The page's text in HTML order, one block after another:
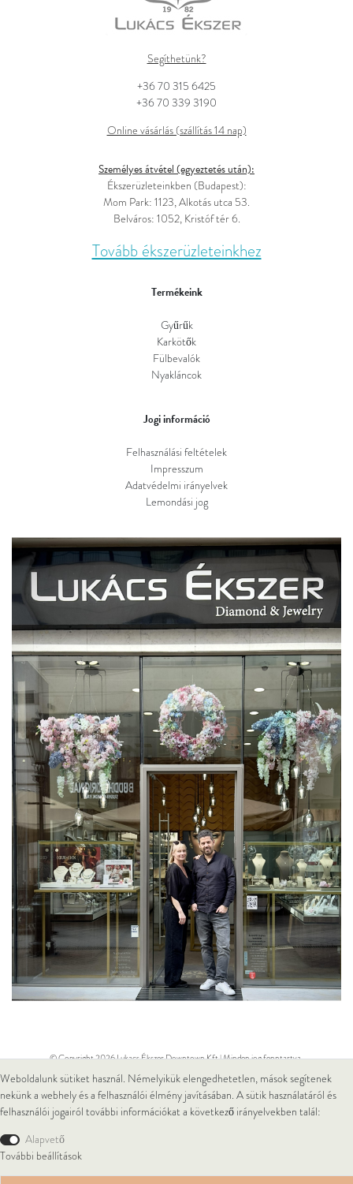
Segíthetünk?
+36 70 315 6425
+36 70 339 3190
Online vásárlás (szállítás 14 nap)
Személyes átvétel (egyeztetés után):
Ékszerüzleteinkben (Budapest):
Mom Park: 1123, Alkotás utca 53.
Belváros: 1052, Kristóf tér 6.
Tovább ékszerüzleteinkhez
Termékeink
Gyűrűk
Karkötők
Fülbevalók
Nyakláncok
Jogi információ
Felhasználási feltételek
Impresszum
Adatvédelmi irányelvek
Lemondási jog
© Copyright 2026 Lukacs Ékszer Downtown Kft | Minden jog fenntartva.
Weboldalunk sütiket használ. Némelyikük elengedhetetlen, mások segítenek
nekünk a webhely és a felhasználói élmény javításában. A sütik használatáról és
felhasználói jogairól további információkat a következő irányelvekben talál:
Alapvető
További beállítások